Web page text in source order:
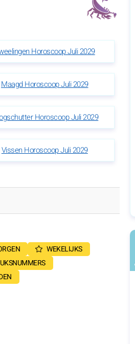
Horoscoop Juli 2029
Maagd Horoscoop Juli 2029
Horoscoop Juli 2029
Vissen Horoscoop Juli 2029
WEKELIJKS